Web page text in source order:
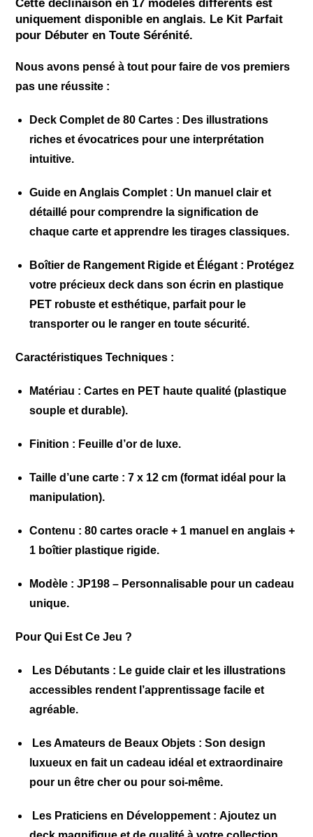
Cette déclinaison en 17 modèles différents est
uniquement disponible en anglais. Le Kit Parfait
pour Débuter en Toute Sérénité.
Nous avons pensé à tout pour faire de vos premiers
pas une réussite :
Deck Complet de 80 Cartes : Des illustrations
riches et évocatrices pour une interprétation
intuitive.
Guide en Anglais Complet : Un manuel clair et
détaillé pour comprendre la signification de
chaque carte et apprendre les tirages classiques.
Boîtier de Rangement Rigide et Élégant : Protégez
votre précieux deck dans son écrin en plastique
PET robuste et esthétique, parfait pour le
transporter ou le ranger en toute sécurité.
Caractéristiques Techniques :
Matériau : Cartes en PET haute qualité (plastique
souple et durable).
Finition : Feuille d’or de luxe.
Taille d’une carte : 7 x 12 cm (format idéal pour la
manipulation).
Contenu : 80 cartes oracle + 1 manuel en anglais +
1 boîtier plastique rigide.
Modèle : JP198 – Personnalisable pour un cadeau
unique.
Pour Qui Est Ce Jeu ?
Les Débutants : Le guide clair et les illustrations
accessibles rendent l’apprentissage facile et
agréable.
Les Amateurs de Beaux Objets : Son design
luxueux en fait un cadeau idéal et extraordinaire
pour un être cher ou pour soi-même.
Les Praticiens en Développement : Ajoutez un